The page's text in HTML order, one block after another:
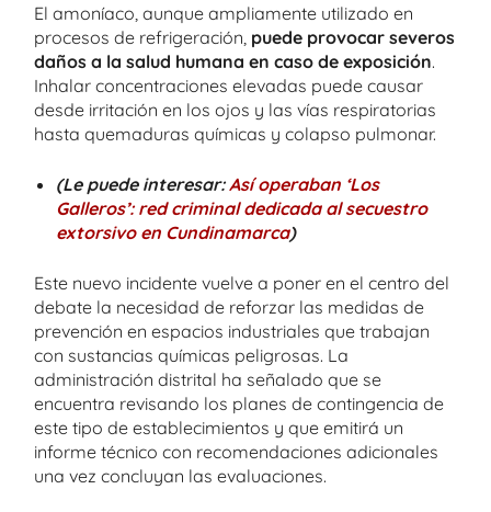
El amoníaco, aunque ampliamente utilizado en
procesos de refrigeración, puede provocar severos
daños a la salud humana en caso de exposición.
Inhalar concentraciones elevadas puede causar
desde irritación en los ojos y las vías respiratorias
hasta quemaduras químicas y colapso pulmonar.
(Le puede interesar:Así operaban ‘Los
Galleros’: red criminal dedicada al secuestro
extorsivo en Cundinamarca)
Este nuevo incidente vuelve a poner en el centro del
debate la necesidad de reforzar las medidas de
prevención en espacios industriales que trabajan
con sustancias químicas peligrosas. La
administración distrital ha señalado que se
encuentra revisando los planes de contingencia de
este tipo de establecimientos y que emitirá un
informe técnico con recomendaciones adicionales
una vez concluyan las evaluaciones.